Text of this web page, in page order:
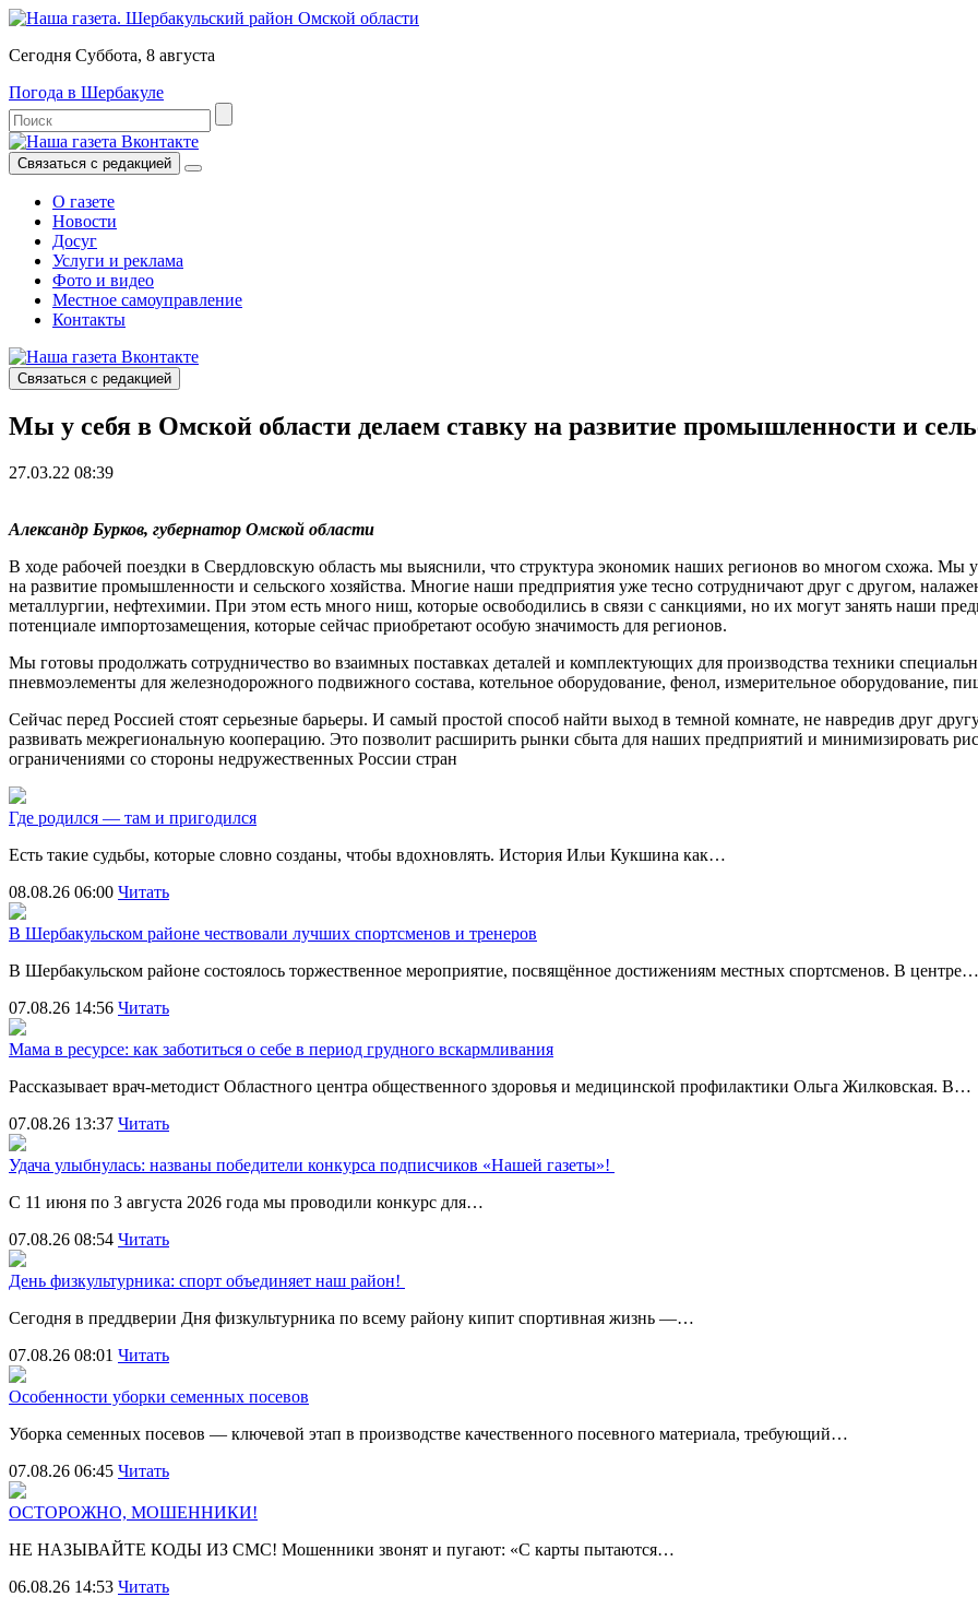
Сегодня Суббота, 8 августа
Погода в Шербакуле
Связаться с редакцией
О газете
Новости
Досуг
Услуги и реклама
Фото и видео
Местное самоуправление
Контакты
Связаться с редакцией
Мы у себя в Омской области делаем ставку на развитие промышленности и
27.03.22 08:39
Александр Бурков, губернатор Омской области
В ходе рабочей поездки в Свердловскую область мы выяснили, что структура экономик наших регионов во многом схожа. Мы
на развитие промышленности и сельского хозяйства. Многие наши предприятия уже тесно сотрудничают друг с другом,
металлургии, нефтехимии. При этом есть много ниш, которые освободились в связи с санкциями, но их могут занять наши
потенциале импортозамещения, которые сейчас приобретают особую значимость для регионов.
Мы готовы продолжать сотрудничество во взаимных поставках деталей и комплектующих для производства техники
пневмоэлементы для железнодорожного подвижного состава, котельное оборудование, фенол, измерительное оборудование,
Сейчас перед Россией стоят серьезные барьеры. И самый простой способ найти выход в темной комнате, не навредив друг
развивать межрегиональную кооперацию. Это позволит расширить рынки сбыта для наших предприятий и минимизировать
ограничениями со стороны недружественных России стран
Где родился — там и пригодился
Есть такие судьбы, которые словно созданы, чтобы вдохновлять. История Ильи Кукшина как…
08.08.26 06:00 Читать
В Шербакульском районе чествовали лучших спортсменов и тренеров
В Шербакульском районе состоялось торжественное мероприятие, посвящённое достижениям местных спортсменов. В центре…
07.08.26 14:56 Читать
Мама в ресурсе: как заботиться о себе в период грудного вскармливания
Рассказывает врач-методист Областного центра общественного здоровья и медицинской профилактики Ольга Жилковская. В…
07.08.26 13:37 Читать
Удача улыбнулась: названы победители конкурса подписчиков «Нашей газеты»!
С 11 июня по 3 августа 2026 года мы проводили конкурс для…
07.08.26 08:54 Читать
День физкультурника: спорт объединяет наш район!
Сегодня в преддверии Дня физкультурника по всему району кипит спортивная жизнь —…
07.08.26 08:01 Читать
Особенности уборки семенных посевов
Уборка семенных посевов — ключевой этап в производстве качественного посевного материала, требующий…
07.08.26 06:45 Читать
ОСТОРОЖНО, МОШЕННИКИ!
НЕ НАЗЫВАЙТЕ КОДЫ ИЗ СМС! Мошенники звонят и пугают: «С карты пытаются…
06.08.26 14:53 Читать